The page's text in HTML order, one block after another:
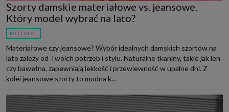
Szorty damskie materiałowe vs. jeansowe.
Który model wybrać na lato?
MÓJ STYL
Materiałowe czy jeansowe? Wybór idealnych damskich szortów na
lato zależy od Twoich potrzeb i stylu. Naturalne tkaniny, takie jak len
czy bawełna, zapewniają lekkość i przewiewność w upalne dni. Z
kolei jeansowe szorty to modna k...